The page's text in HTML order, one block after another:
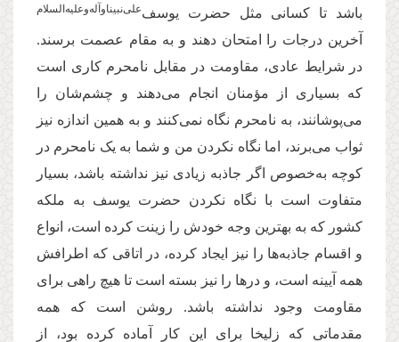
باشد تا کسانی مثل حضرت یوسف‌‌علی‌نبیناوآله‌وعلیه‌السلام
آخرین درجات را امتحان دهند و به مقام عصمت برسند.
در شرایط عادی، مقاومت در مقابل نامحرم کاری است
که بسیاری از مؤمنان انجام می‌دهند و چشم‌شان را
می‌پوشانند، به نامحرم نگاه نمی‌کنند و به همین اندازه نیز
ثواب می‌برند، اما نگاه نکردن من و شما به یک نامحرم در
کوچه‌ به‌خصوص اگر جاذبه زیادی نیز نداشته باشد، بسیار
متفاوت است با نگاه نکردن حضرت یوسف به ملکه
کشور که به بهترین وجه خودش را زینت کرده است، انواع
و اقسام جاذبه‌ها را نیز ایجاد کرده، در اتاقی که اطرافش
همه آیینه است، و درها را نیز بسته است تا هیچ راهی برای
مقاومت وجود نداشته باشد. روشن است که همه
مقدماتی که زلیخا برای این کار آماده کرده بود، از